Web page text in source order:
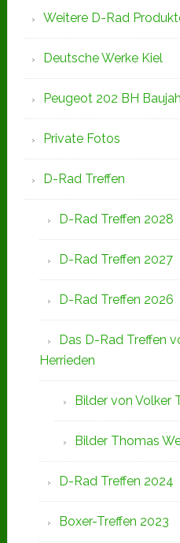
Weitere D-Rad
Deutsche Werke Kiel
Peugeot 202 BH
Private Fotos
D-Rad Treffen
D-Rad Treffen 2028
D-Rad Treffen 2027
D-Rad Treffen 2026
Das D-Rad Treffen
Herrieden
Bilder von Volker
Bilder Thomas
D-Rad Treffen 2024
Boxer-Treffen 2023